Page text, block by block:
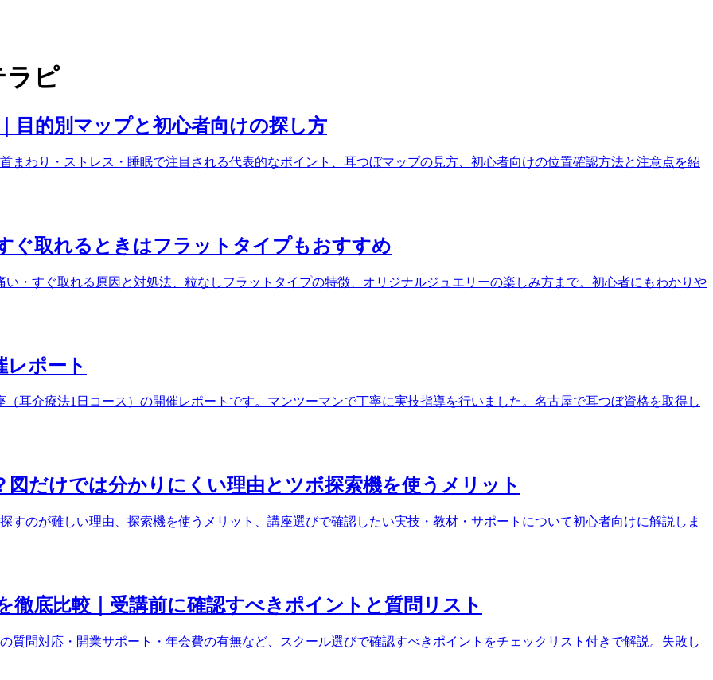
ラピ
目的別マップと初心者向けの探し方
まわり・ストレス・睡眠で注目される代表的なポイント、耳つぼマップの見方、初心者向けの位置確認方法と注意点を紹
ぐ取れるときはフラットタイプもおすすめ
・すぐ取れる原因と対処法、粒なしフラットタイプの特徴、オリジナルジュエリーの楽しみ方まで。初心者にもわかりや
レポート
耳介療法1日コース）の開催レポートです。マンツーマンで丁寧に実技指導を行いました。名古屋で耳つぼ資格を取得し
図だけでは分かりにくい理由とツボ探索機を使うメリット
すのが難しい理由、探索機を使うメリット、講座選びで確認したい実技・教材・サポートについて初心者向けに解説しま
徹底比較｜受講前に確認すべきポイントと質問リスト
質問対応・開業サポート・年会費の有無など、スクール選びで確認すべきポイントをチェックリスト付きで解説。失敗し